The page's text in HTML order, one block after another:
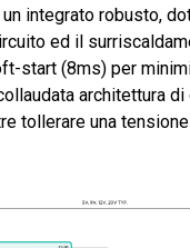
integrato robusto,
ed il
start (8ms) per
architettura
tollerare una